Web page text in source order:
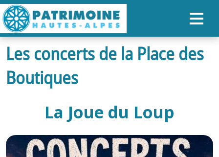
ACCUEIL
CARTE
PATRIMOINE
RANDONNÉES
Les concerts de la Place des
Boutiques
La Joue du Loup